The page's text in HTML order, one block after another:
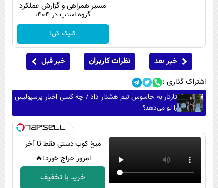
مسیر همراهی و گزارش عملکرد
گروه اسنپ در ۱۴۰۴
کلیک کن!
خبر بعد نظرات کاربران خبر قبل
اشتراک گذاری :
تارتار به جاسوس تیم هشدار داد / چه کسی اخبار پرسپولیس
را لو می‌دهد؟
میخ کوب دستی فقط تا آخر
امروز حراج خورد!🔥
خرید با تخفیف